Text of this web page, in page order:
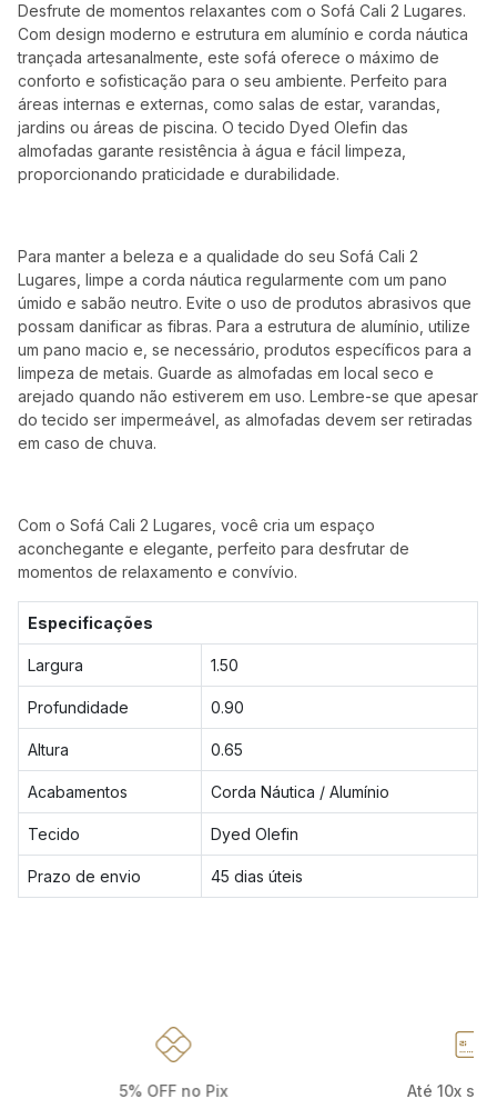
Desfrute de momentos relaxantes com o Sofá Cali 2 Lugares.
Com design moderno e estrutura em alumínio e corda náutica
trançada artesanalmente, este sofá oferece o máximo de
conforto e sofisticação para o seu ambiente. Perfeito para
áreas internas e externas, como salas de estar, varandas,
jardins ou áreas de piscina. O tecido Dyed Olefin das
almofadas garante resistência à água e fácil limpeza,
proporcionando praticidade e durabilidade.
Para manter a beleza e a qualidade do seu Sofá Cali 2
Lugares, limpe a corda náutica regularmente com um pano
úmido e sabão neutro. Evite o uso de produtos abrasivos que
possam danificar as fibras. Para a estrutura de alumínio, utilize
um pano macio e, se necessário, produtos específicos para a
limpeza de metais. Guarde as almofadas em local seco e
arejado quando não estiverem em uso. Lembre-se que apesar
do tecido ser impermeável, as almofadas devem ser retiradas
em caso de chuva.
Com o Sofá Cali 2 Lugares, você cria um espaço
aconchegante e elegante, perfeito para desfrutar de
momentos de relaxamento e convívio.
Especificações
Largura 1.50
Profundidade 0.90
Altura 0.65
Acabamentos Corda Náutica / Alumínio
Tecido Dyed Olefin
Prazo de envio 45 dias úteis
5% OFF no Pix Até 10x